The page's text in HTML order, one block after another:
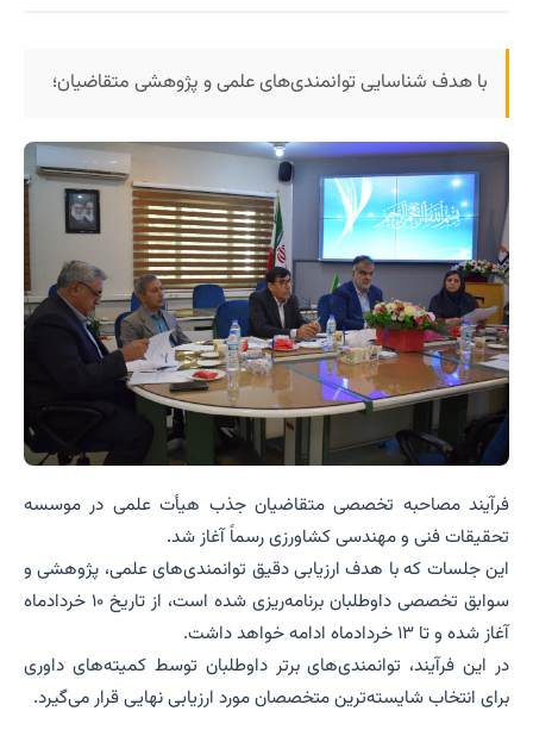
با هدف شناسایی توانمندی‌های علمی و پژوهشی متقاضیان؛
فرآیند مصاحبه تخصصی متقاضیان جذب هیأت علمی در موسسه
تحقیقات فنی و مهندسی کشاورزی رسماً آغاز شد.
این جلسات که با هدف ارزیابی دقیق توانمندی‌های علمی، پژوهشی و
سوابق تخصصی داوطلبان برنامه‌ریزی شده است، از تاریخ ۱۰ خردادماه
آغاز شده و تا ۱۳ خردادماه ادامه خواهد داشت.
در این فرآیند، توانمندی‌های برتر داوطلبان توسط کمیته‌های داوری
برای انتخاب شایسته‌ترین متخصصان مورد ارزیابی نهایی قرار می‌گیرد.